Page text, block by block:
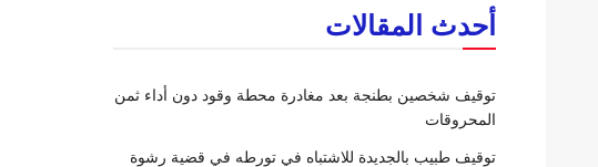
أحدث المقالات
توقيف شخصين بطنجة بعد مغادرة محطة وقود دون أداء ثمن
المحروقات
توقيف طبيب بالجديدة للاشتباه في تورطه في قضية رشوة